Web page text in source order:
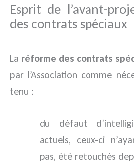
Esprit de l’avant-
des contrats spéciaux
La réforme des contrats
par l’Association comme
tenu :
du défaut
actuels, ceux-ci
pas, été retouchés